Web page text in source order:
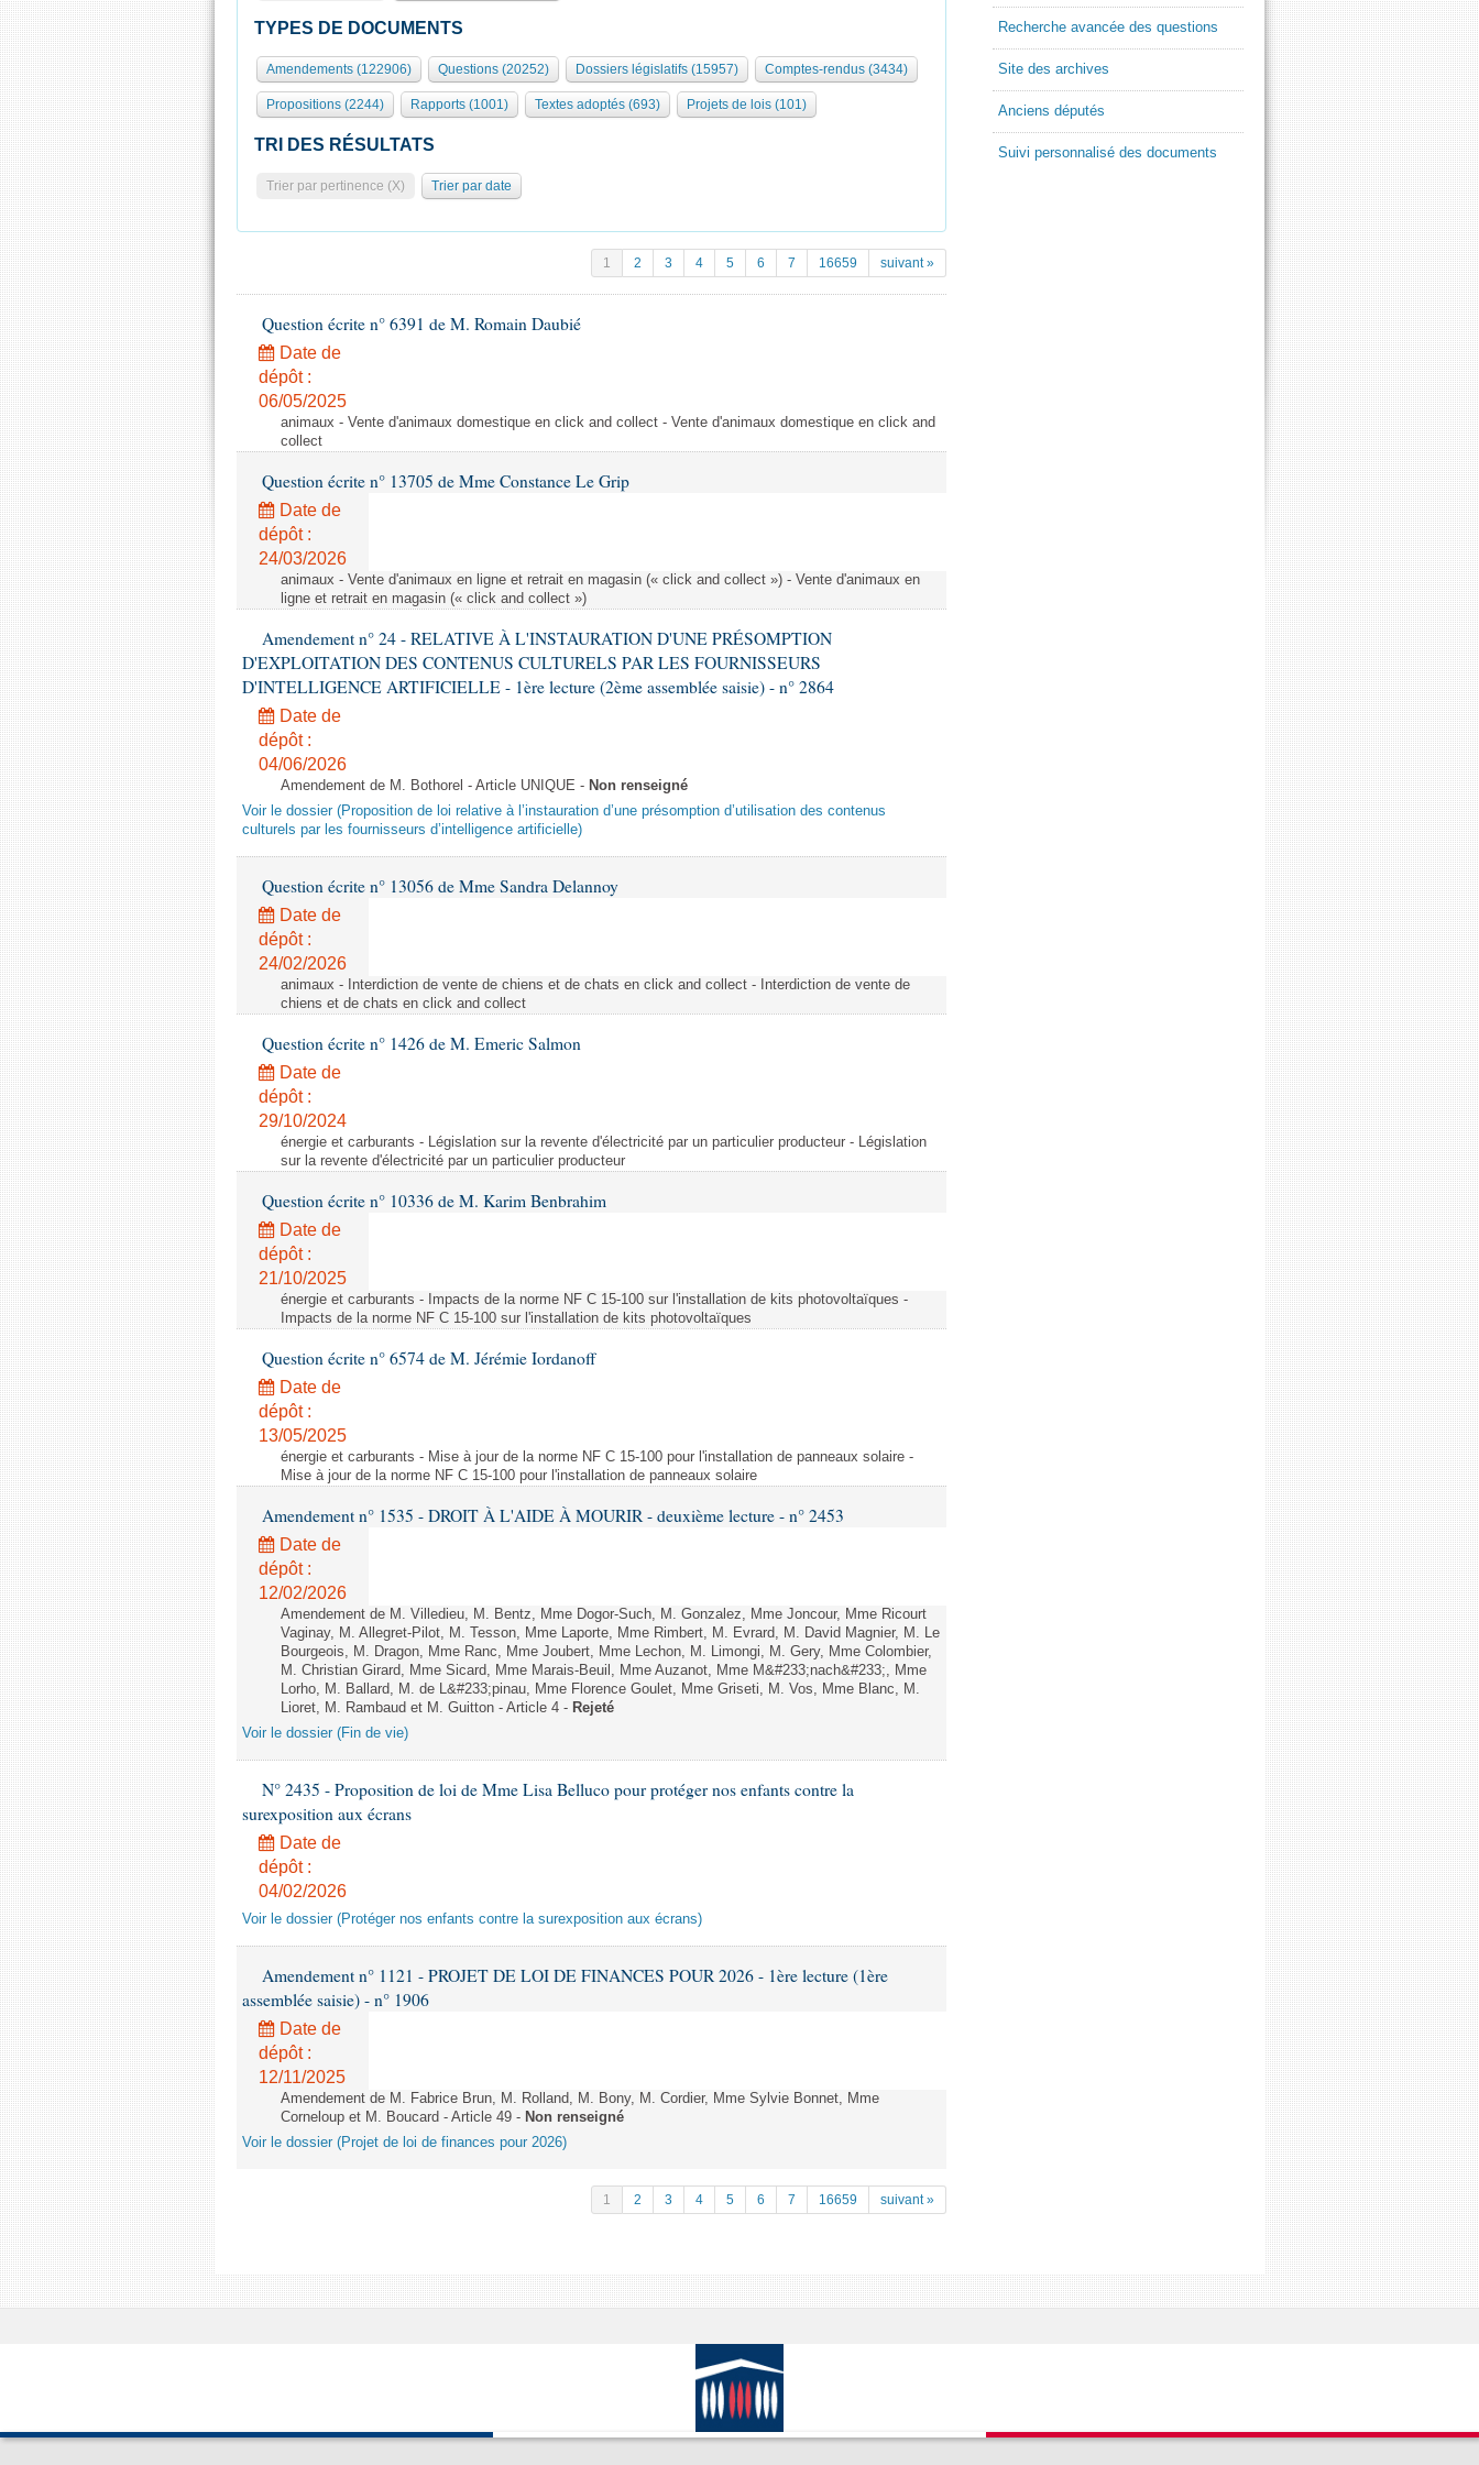
TYPES DE DOCUMENTS
Amendements (122906) Questions (20252) Dossiers législatifs (15957) Comptes-rendus (3434)
Propositions (2244) Rapports (1001) Textes adoptés (693) Projets de lois (101)
TRI DES RÉSULTATS
Trier par pertinence (X) Trier par date
1 2 3 4 5 6 7 16659 suivant »
Question écrite n° 6391 de M. Romain Daubié
Date de
dépôt :
06/05/2025
animaux - Vente d'animaux domestique en click and collect - Vente d'animaux domestique en click and
collect
Question écrite n° 13705 de Mme Constance Le Grip
Date de
dépôt :
24/03/2026
animaux - Vente d'animaux en ligne et retrait en magasin (« click and collect ») - Vente d'animaux en
ligne et retrait en magasin (« click and collect »)
Amendement n° 24 - RELATIVE À L'INSTAURATION D'UNE PRÉSOMPTION
D'EXPLOITATION DES CONTENUS CULTURELS PAR LES FOURNISSEURS
D'INTELLIGENCE ARTIFICIELLE - 1ère lecture (2ème assemblée saisie) - n° 2864
Date de
dépôt :
04/06/2026
Amendement de M. Bothorel - Article UNIQUE - Non renseigné
Voir le dossier (Proposition de loi relative à l’instauration d’une présomption d’utilisation des contenus
culturels par les fournisseurs d’intelligence artificielle)
Question écrite n° 13056 de Mme Sandra Delannoy
Date de
dépôt :
24/02/2026
animaux - Interdiction de vente de chiens et de chats en click and collect - Interdiction de vente de
chiens et de chats en click and collect
Question écrite n° 1426 de M. Emeric Salmon
Date de
dépôt :
29/10/2024
énergie et carburants - Législation sur la revente d'électricité par un particulier producteur - Législation
sur la revente d'électricité par un particulier producteur
Question écrite n° 10336 de M. Karim Benbrahim
Date de
dépôt :
21/10/2025
énergie et carburants - Impacts de la norme NF C 15-100 sur l'installation de kits photovoltaïques -
Impacts de la norme NF C 15-100 sur l'installation de kits photovoltaïques
Question écrite n° 6574 de M. Jérémie Iordanoff
Date de
dépôt :
13/05/2025
énergie et carburants - Mise à jour de la norme NF C 15-100 pour l'installation de panneaux solaire -
Mise à jour de la norme NF C 15-100 pour l'installation de panneaux solaire
Amendement n° 1535 - DROIT À L'AIDE À MOURIR - deuxième lecture - n° 2453
Date de
dépôt :
12/02/2026
Amendement de M. Villedieu, M. Bentz, Mme Dogor-Such, M. Gonzalez, Mme Joncour, Mme Ricourt
Vaginay, M. Allegret-Pilot, M. Tesson, Mme Laporte, Mme Rimbert, M. Evrard, M. David Magnier, M. Le
Bourgeois, M. Dragon, Mme Ranc, Mme Joubert, Mme Lechon, M. Limongi, M. Gery, Mme Colombier,
M. Christian Girard, Mme Sicard, Mme Marais-Beuil, Mme Auzanot, Mme M&#233;nach&#233;, Mme
Lorho, M. Ballard, M. de L&#233;pinau, Mme Florence Goulet, Mme Griseti, M. Vos, Mme Blanc, M.
Lioret, M. Rambaud et M. Guitton - Article 4 - Rejeté
Voir le dossier (Fin de vie)
N° 2435 - Proposition de loi de Mme Lisa Belluco pour protéger nos enfants contre la
surexposition aux écrans
Date de
dépôt :
04/02/2026
Voir le dossier (Protéger nos enfants contre la surexposition aux écrans)
Amendement n° 1121 - PROJET DE LOI DE FINANCES POUR 2026 - 1ère lecture (1ère
assemblée saisie) - n° 1906
Date de
dépôt :
12/11/2025
Amendement de M. Fabrice Brun, M. Rolland, M. Bony, M. Cordier, Mme Sylvie Bonnet, Mme
Corneloup et M. Boucard - Article 49 - Non renseigné
Voir le dossier (Projet de loi de finances pour 2026)
1 2 3 4 5 6 7 16659 suivant »
Recherche avancée des questions
Site des archives
Anciens députés
Suivi personnalisé des documents